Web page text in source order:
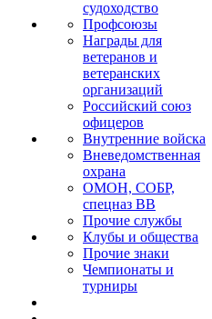
судоходство
Профсоюзы
Награды для
ветеранов и
ветеранских
организаций
Российский союз
офицеров
Внутренние войска
Вневедомственная
охрана
ОМОН, СОБР,
спецназ ВВ
Прочие службы
Клубы и общества
Прочие знаки
Чемпионаты и
турниры